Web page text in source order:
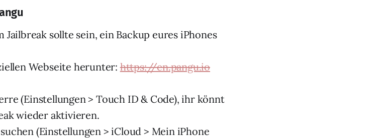
sollte sein, ein Backup eures iPhones
Webseite herunter: https://en.pangu.io
(Einstellungen > Touch ID & Code), ihr könnt
wieder aktivieren.
(Einstellungen > iCloud > Mein iPhone